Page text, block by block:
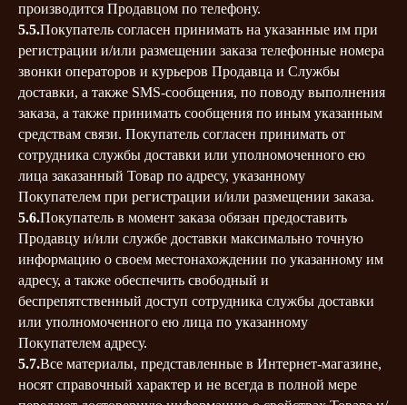
производится Продавцом по телефону.
5.5.Покупатель согласен принимать на указанные им при
регистрации и/или размещении заказа телефонные номера
звонки операторов и курьеров Продавца и Службы
доставки, а также SMS-сообщения, по поводу выполнения
заказа, а также принимать сообщения по иным указанным
средствам связи. Покупатель согласен принимать от
сотрудника службы доставки или уполномоченного ею
лица заказанный Товар по адресу, указанному
Покупателем при регистрации и/или размещении заказа.
5.6.Покупатель в момент заказа обязан предоставить
Продавцу и/или службе доставки максимально точную
информацию о своем местонахождении по указанному им
адресу, а также обеспечить свободный и
беспрепятственный доступ сотрудника службы доставки
или уполномоченного ею лица по указанному
Покупателем адресу.
5.7.Все материалы, представленные в Интернет-магазине,
носят справочный характер и не всегда в полной мере